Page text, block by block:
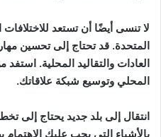
لا تنسى أيضًا أن تستعد للاختلافات
المتحدة. قد تحتاج إلى تحسين
العادات والتقاليد المحلية.
المحلي وتوسيع شبكة علاقاتك.
انتقال إلى بلد جديد يحتاج إلى
بالأشياء التي يجب عليك الاهتمام